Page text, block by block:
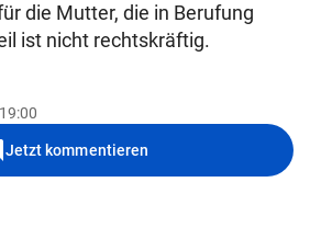
die Mutter, die in Berufung
ist nicht rechtskräftig.
Jetzt kommentieren